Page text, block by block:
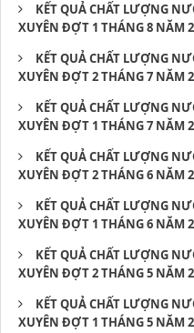
KẾT QUẢ CHẤT LƯỢNG
XUYÊN ĐỢT 1 THÁNG 8 NĂM
KẾT QUẢ CHẤT LƯỢNG
XUYÊN ĐỢT 2 THÁNG 7 NĂM
KẾT QUẢ CHẤT LƯỢNG
XUYÊN ĐỢT 1 THÁNG 7 NĂM
KẾT QUẢ CHẤT LƯỢNG
XUYÊN ĐỢT 2 THÁNG 6 NĂM
KẾT QUẢ CHẤT LƯỢNG
XUYÊN ĐỢT 1 THÁNG 6 NĂM
KẾT QUẢ CHẤT LƯỢNG
XUYÊN ĐỢT 2 THÁNG 5 NĂM
KẾT QUẢ CHẤT LƯỢNG
XUYÊN ĐỢT 1 THÁNG 5 NĂM